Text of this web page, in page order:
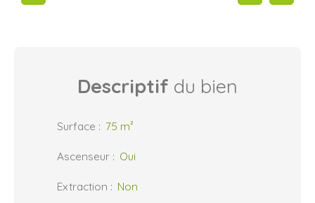
Descriptif du bien
Surface : 75 m²
Ascenseur : Oui
Extraction : Non